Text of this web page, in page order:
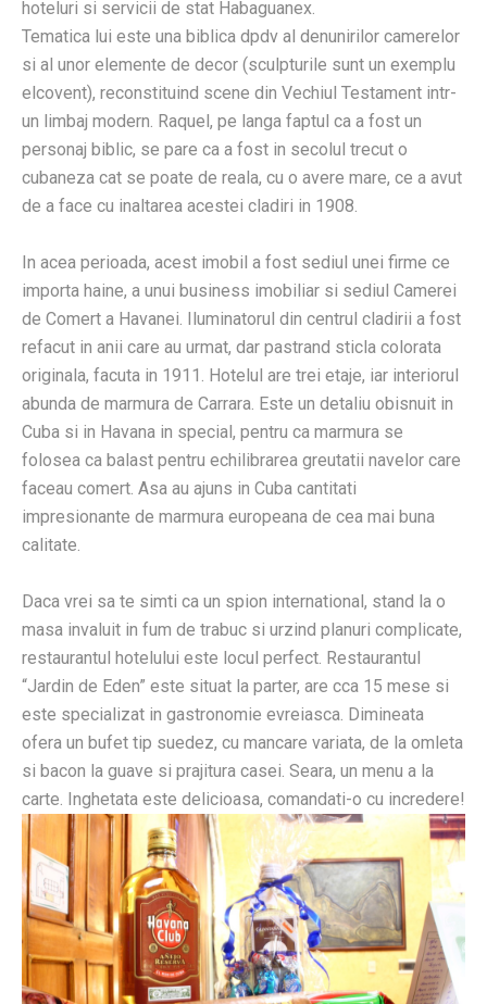
hoteluri si servicii de stat Habaguanex.
Tematica lui este una biblica dpdv al denunirilor camerelor
si al unor elemente de decor (sculpturile sunt un exemplu
elcovent), reconstituind scene din Vechiul Testament intr-
un limbaj modern. Raquel, pe langa faptul ca a fost un
personaj biblic, se pare ca a fost in secolul trecut o
cubaneza cat se poate de reala, cu o avere mare, ce a avut
de a face cu inaltarea acestei cladiri in 1908.
In acea perioada, acest imobil a fost sediul unei firme ce
importa haine, a unui business imobiliar si sediul Camerei
de Comert a Havanei. Iluminatorul din centrul cladirii a fost
refacut in anii care au urmat, dar pastrand sticla colorata
originala, facuta in 1911. Hotelul are trei etaje, iar interiorul
abunda de marmura de Carrara. Este un detaliu obisnuit in
Cuba si in Havana in special, pentru ca marmura se
folosea ca balast pentru echilibrarea greutatii navelor care
faceau comert. Asa au ajuns in Cuba cantitati
impresionante de marmura europeana de cea mai buna
calitate.
Daca vrei sa te simti ca un spion international, stand la o
masa invaluit in fum de trabuc si urzind planuri complicate,
restaurantul hotelului este locul perfect. Restaurantul
“Jardin de Eden” este situat la parter, are cca 15 mese si
este specializat in gastronomie evreiasca. Dimineata
ofera un bufet tip suedez, cu mancare variata, de la omleta
si bacon la guave si prajitura casei. Seara, un menu a la
carte. Inghetata este delicioasa, comandati-o cu incredere!